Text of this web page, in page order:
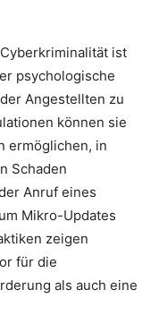
ist
psychologische
Angestellten zu
können sie
ermöglichen, in
Schaden
Anruf eines
Mikro-Updates
zeigen
für die
als auch eine